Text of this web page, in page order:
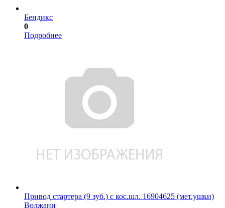
Бендикс
0
Подробнее
Привод стартера (9 зуб.) с кос.шл. 16904625 (мет.ушки)
Волжани